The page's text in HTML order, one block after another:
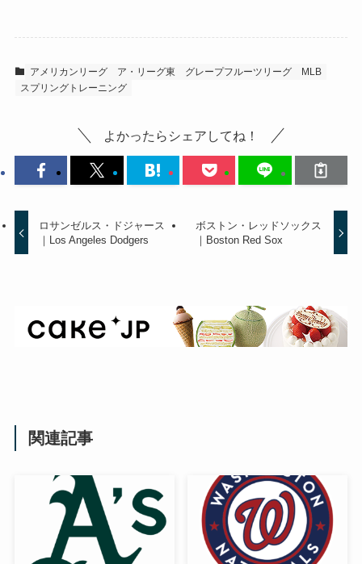
アメリカンリーグ ア・リーグ東 グレープフルーツリーグ
MLB
スプリングトレーニング
よかったらシェアしてね！
ロサンゼルス・ドジャース
｜Los Angeles Dodgers
ボストン・レッドソックス
｜Boston Red Sox
関連記事